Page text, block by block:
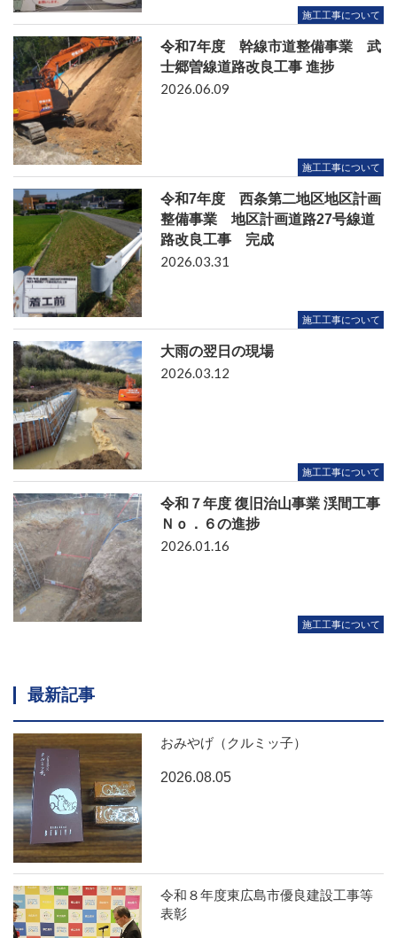
施工工事について
令和7年度 幹線市道整備事業 武
士郷曽線道路改良工事 進捗
施工工事について
2026.06.09
令和7年度 西条第二地区地区計画
整備事業 地区計画道路27号線道
路改良工事 完成
施工工事について
2026.03.31
大雨の翌日の現場
施工工事について
2026.03.12
令和７年度 復旧治山事業 渓間工事
Ｎｏ．６の進捗
施工工事について
2026.01.16
最新記事
おみやげ（クルミッ子）
2026.08.05
令和８年度東広島市優良建設工事等
表彰